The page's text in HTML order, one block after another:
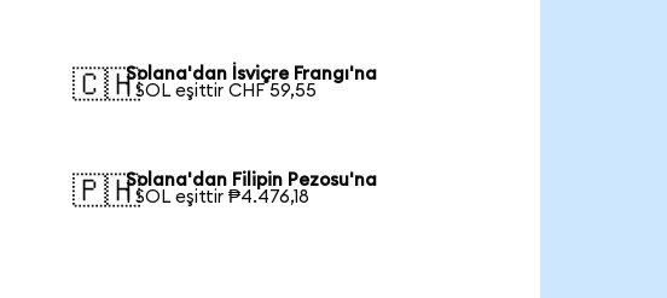
🇨🇭Solana'dan İsviçre Frangı'na
1 SOL eşittir CHF 59,55
🇵🇭Solana'dan Filipin Pezosu'na
1 SOL eşittir ₱4.476,18